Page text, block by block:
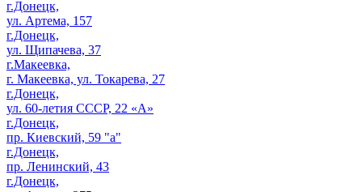
г.Донецк,
ул. Артема, 157
г.Донецк,
ул. Щипачева, 37
г.Макеевка,
г. Макеевка, ул. Токарева, 27
г.Донецк,
ул. 60-летия СССР, 22 «А»
г.Донецк,
пр. Киевский, 59 "а"
г.Донецк,
пр. Ленинский, 43
г.Донецк,